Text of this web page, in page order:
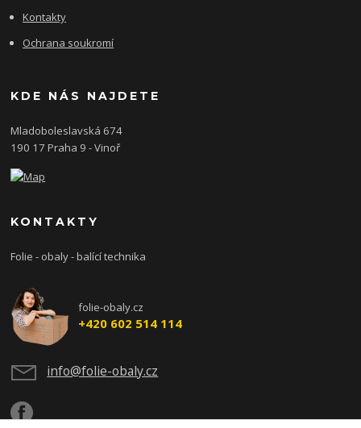
Kontakty
Ochrana soukromí
KDE NÁS NAJDETE
Mladoboleslavská 674
190 17 Praha 9 - Vinoř
KONTAKTY
Folie - obaly - balící technika
folie-obaly.cz
+420 602 514 114
info@folie-obaly.cz